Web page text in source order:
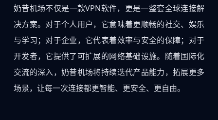
奶昔机场不仅是一款VPN软件，更是一整套全球连接解
决方案。对于个人用户，它意味着更顺畅的社交、娱乐
与学习；对于企业，它代表着效率与安全的保障；对于
开发者，它提供了可扩展的网络基础设施。随着国际化
交流的深入，奶昔机场将持续迭代产品能力，拓展更多
场景，让每一次连接都更智能、更安全、更自由。